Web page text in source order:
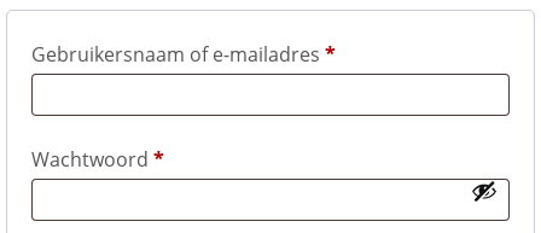
Gebruikersnaam of e-mailadres *Vereist
Wachtwoord *Vereist